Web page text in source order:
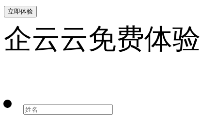
立即体验
企云云免费体验